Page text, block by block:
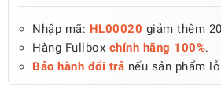
Nhập mã: HL00020 giảm thêm
Hàng Fullbox chính hãng 100%.
Bảo hành đổi trả nếu sản phẩm